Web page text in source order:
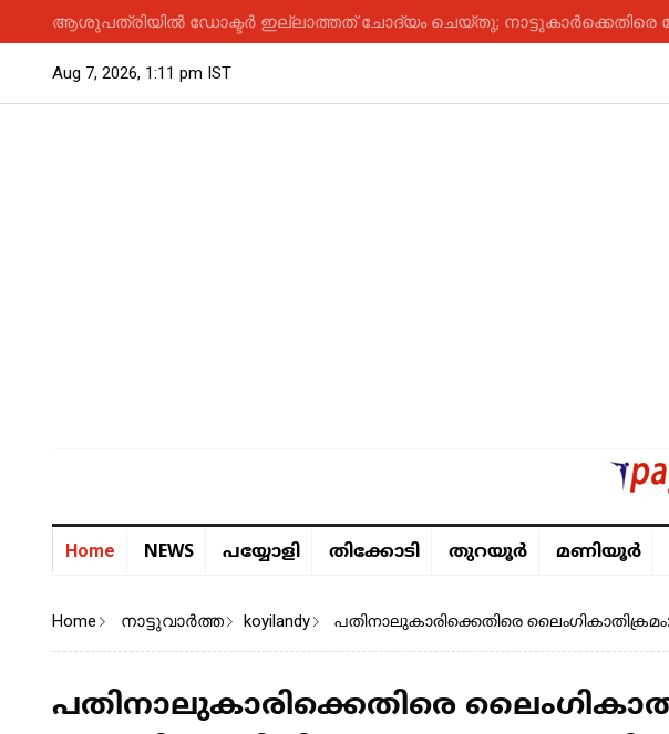
ആശുപത്രിയിൽ ഡോക്ടർ ഇല്ലാത്തത് ചോദ്യം ചെയ്തു;
Aug 7, 2026, 1:11 pm IST
Home NEWS പയ്യോളി തിക്കോടി തുറയൂര്‍ മണിയൂര്‍
Home നാട്ടുവാര്‍ത്ത koyilandy പതിനാലുകാരിക്കെതിരെ
പതിനാലുകാരിക്കെതിരെ